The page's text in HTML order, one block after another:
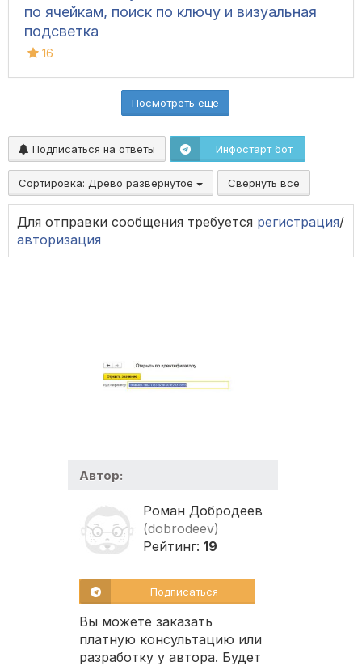
по ячейкам, поиск по ключу и визуальная
подсветка
16
Посмотреть ещё
Подписаться на ответы Инфостарт бот
Сортировка: Древо развёрнутое Свернуть все
Для отправки сообщения требуется регистрация/
авторизация
Автор:
Роман Добродеев
(dobrodeev)
Рейтинг: 19
Подписаться
Вы можете заказать
платную консультацию или
разработку у автора. Будет